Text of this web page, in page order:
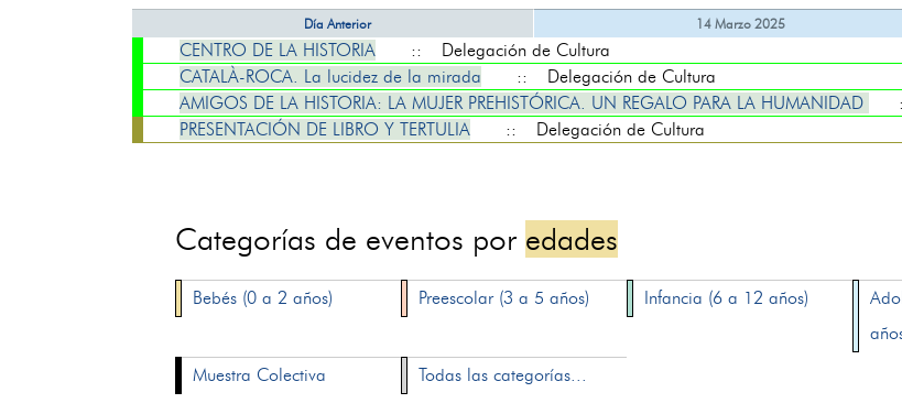
Día Anterior 14 Marzo 2025
CENTRO DE LA HISTORIA
:: Delegación de Cultura
CATALÀ-ROCA. La lucidez de la mirada
:: Delegación de Cultura
AMIGOS DE LA HISTORIA: LA MUJER PREHISTÓRICA. UN REGALO PARA LA HUMANIDAD
PRESENTACIÓN DE LIBRO Y TERTULIA
:: Delegación de Cultura
Categorías de eventos por edades
Bebés (0 a 2 años) Preescolar (3 a 5 años) Infancia (6 a 12 años)
Muestra Colectiva
Todas las categorías...